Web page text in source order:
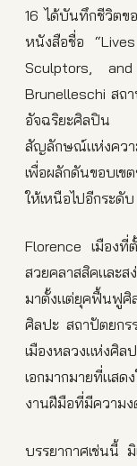
16 ได้บันทึกชีวิตข
หนังสือชื่อ
Sculptors,
Brunelleschi สถ
อัจฉริยะศิลปิน
สัญลักษณ์แห่งควา
เพื่อผลักดันขอบเข
ให้เหนือไปอีกระดับ
Florence เมืองที่
สวยคลาสสิคและส
มาตั้งแต่ยุคฟื้นฟูศิ
ศิลปะ สถาปัตยกร
เมืองหลวงแห่งศิ
เอกมากมายที่แสด
งานฝีมือที่มีความง
บรรยากาศเช่นนี้